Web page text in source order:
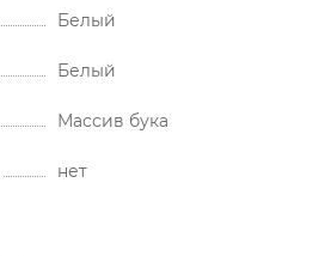
Белый
Белый
Массив бука
нет